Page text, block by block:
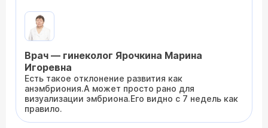
Врач — гинеколог Ярочкина Марина
Игоревна
Есть такое отклонение развития как
анэмбриония.А может просто рано для
визуализации эмбриона.Его видно с 7 недель как
правило.